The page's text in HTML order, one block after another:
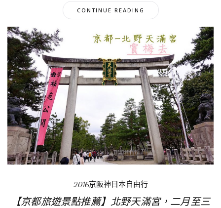
CONTINUE READING
2016京阪神日本自由行
【京都旅遊景點推薦】北野天滿宮，二月至三